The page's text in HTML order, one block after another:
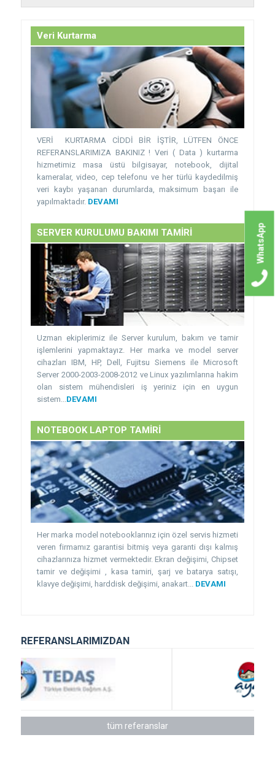
Veri Kurtarma
VERİ KURTARMA CİDDİ BİR İŞTİR, LÜTFEN ÖNCE
REFERANSLARIMIZA BAKINIZ ! Veri ( Data ) kurtarma
hizmetimiz masa üstü bilgisayar, notebook, dijital
kameralar, video, cep telefonu ve her türlü kaydedilmiş
veri kaybı yaşanan durumlarda, maksimum başarı ile
yapılmaktadır. DEVAMI
SERVER KURULUMU BAKIMI TAMİRİ
Uzman ekiplerimiz ile Server kurulum, bakım ve tamir
işlemlerini yapmaktayız. Her marka ve model server
cihazları IBM, HP, Dell, Fujitsu Siemens ile Microsoft
Server 2000-2003-2008-2012 ve Linux yazılımlarına hakim
olan sistem mühendisleri iş yeriniz için en uygun
sistem... DEVAMI
NOTEBOOK LAPTOP TAMİRİ
Her marka model notebooklarınız için özel servis hizmeti
veren firmamız garantisi bitmiş veya garanti dışı kalmış
cihazlarınıza hizmet vermektedir. Ekran değişimi, Chipset
tamir ve değişimi , kasa tamiri, şarj ve batarya satışı,
klavye değişimi, harddisk değişimi, anakart... DEVAMI
REFERANSLARIMIZDAN
tüm referanslar
WhatsApp